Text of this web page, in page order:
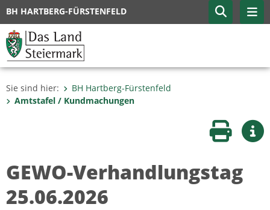
BH HARTBERG-FÜRSTENFELD
Sie sind hier:
BH Hartberg-Fürstenfeld
Amtstafel / Kundmachungen
Seite
GEWO-Verhandlungstag
25.06.2026